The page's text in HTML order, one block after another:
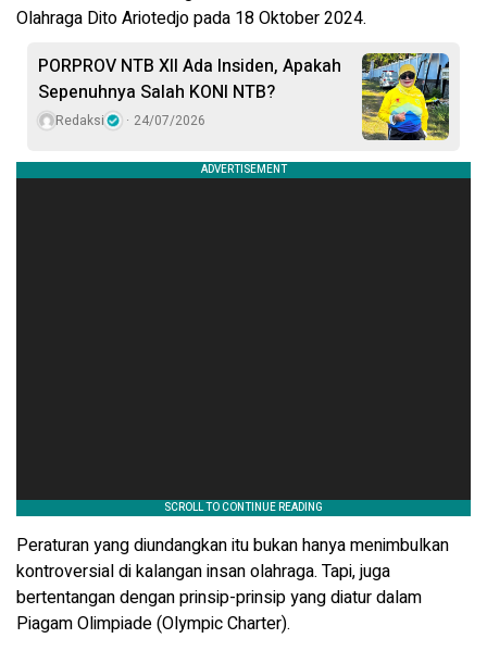
Olahraga Dito Ariotedjo pada 18 Oktober 2024.
PORPROV NTB XII Ada Insiden, Apakah
Sepenuhnya Salah KONI NTB?
Redaksi 24/07/2026
Peraturan yang diundangkan itu bukan hanya menimbulkan
kontroversial di kalangan insan olahraga. Tapi, juga
bertentangan dengan prinsip-prinsip yang diatur dalam
Piagam Olimpiade (Olympic Charter).